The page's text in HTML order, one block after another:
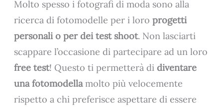
Molto spesso i fotografi di moda sono alla
ricerca di fotomodelle per i loroprogetti
personali o per dei test shoot. Non lasciarti
scappare l’occasione di partecipare ad un loro
free test! Questo ti permetterà didiventare
una fotomodellamolto più velocemente
rispetto a chi preferisce aspettare di essere